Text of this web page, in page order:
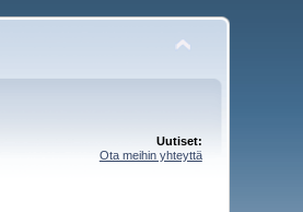
Uutiset:
Ota meihin yhteyttä